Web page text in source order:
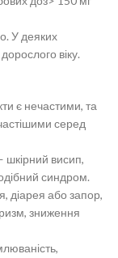
У деяких
віку.
є нечастими, та
серед
шкірний висип,
синдром.
діарея або запор,
зниження